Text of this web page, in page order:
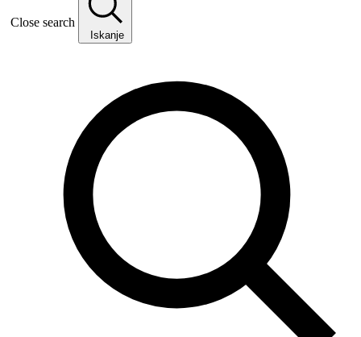
Close search
Iskanje